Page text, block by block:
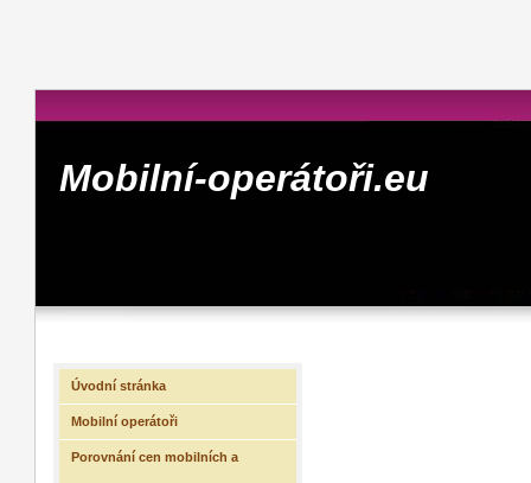
Mobilní-operátoři.eu
Úvodní stránka
Mobilní operátoři
Porovnání cen mobilních a